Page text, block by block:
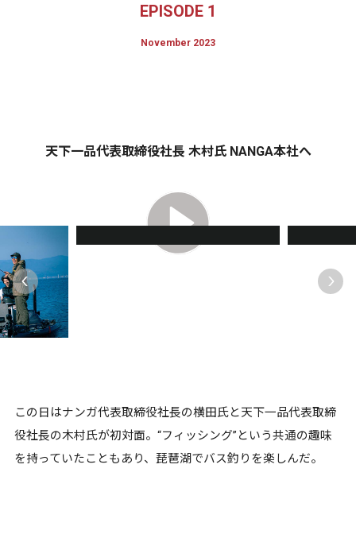
EPISODE 1
November 2023
天下一品代表取締役社長 木村氏 NANGA本社へ
この日はナンガ代表取締役社長の横田氏と天下一品代表取締
役社長の木村氏が初対面。“フィッシング”という共通の趣味
を持っていたこともあり、琵琶湖でバス釣りを楽しんだ。